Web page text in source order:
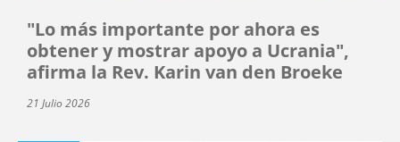
"Lo más importante por ahora es
obtener y mostrar apoyo a Ucrania",
afirma la Rev. Karin van den Broeke
21 Julio 2026